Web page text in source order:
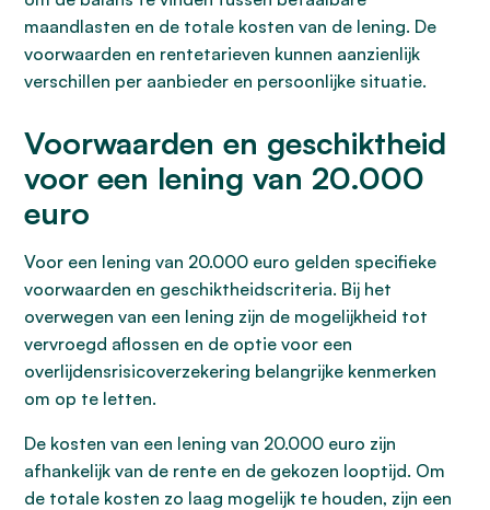
maandlasten en de totale kosten van de lening. De
voorwaarden en rentetarieven kunnen aanzienlijk
verschillen per aanbieder en persoonlijke situatie.
Voorwaarden en geschiktheid
voor een lening van 20.000
euro
Voor een lening van 20.000 euro gelden specifieke
voorwaarden en geschiktheidscriteria. Bij het
overwegen van een lening zijn de mogelijkheid tot
vervroegd aflossen en de optie voor een
overlijdensrisicoverzekering belangrijke kenmerken
om op te letten.
De kosten van een lening van 20.000 euro zijn
afhankelijk van de rente en de gekozen looptijd. Om
de totale kosten zo laag mogelijk te houden, zijn een